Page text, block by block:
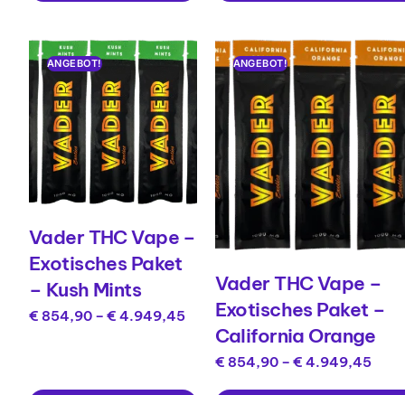
ANGEBOT!
Vader THC Vape –
Exotisches Paket
– Kush Mints
€ 854,90 – € 4.949,45
ANGEBOT!
Vader THC Vape –
Exotisches Paket –
California Orange
€ 854,90 – € 4.949,45